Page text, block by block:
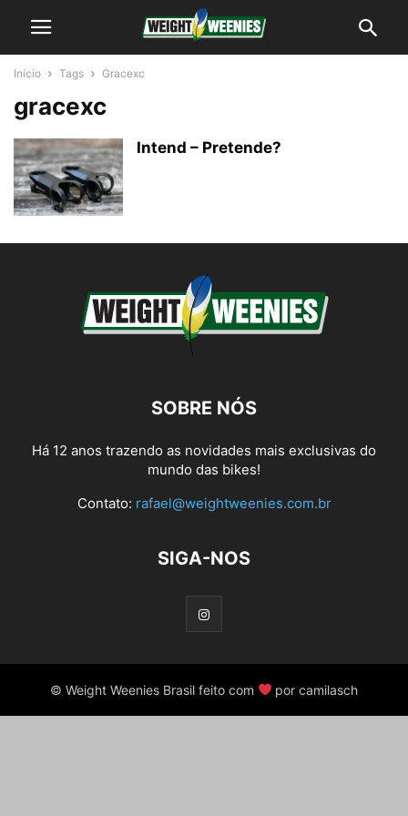
Início Tags Gracexc
gracexc
Intend – Pretende?
SOBRE NÓS
Há 12 anos trazendo as novidades mais exclusivas do
mundo das bikes!
Contato: rafael@weightweenies.com.br
SIGA-NOS
© Weight Weenies Brasil feito com por camilasch